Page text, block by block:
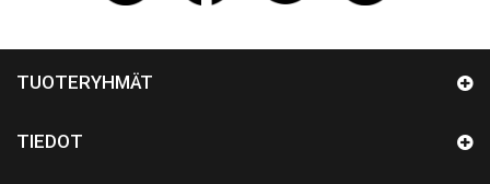
TUOTERYHMÄT
TIEDOT